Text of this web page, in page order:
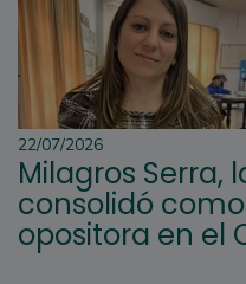
22/07/2026
Milagros Serra,
consolidó
opositora en el